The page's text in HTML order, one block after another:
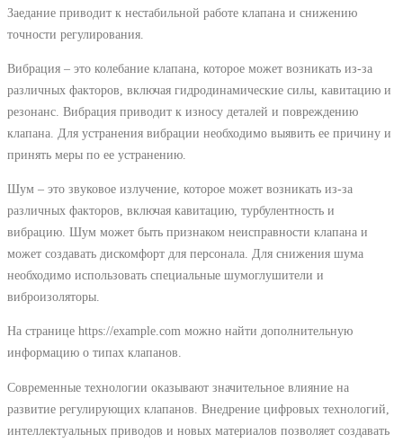
Заедание приводит к нестабильной работе клапана и снижению
точности регулирования.
Вибрация – это колебание клапана, которое может возникать из-за
различных факторов, включая гидродинамические силы, кавитацию и
резонанс. Вибрация приводит к износу деталей и повреждению
клапана. Для устранения вибрации необходимо выявить ее причину и
принять меры по ее устранению.
Шум – это звуковое излучение, которое может возникать из-за
различных факторов, включая кавитацию, турбулентность и
вибрацию. Шум может быть признаком неисправности клапана и
может создавать дискомфорт для персонала. Для снижения шума
необходимо использовать специальные шумоглушители и
виброизоляторы.
На странице https://example.com можно найти дополнительную
информацию о типах клапанов.
Современные технологии оказывают значительное влияние на
развитие регулирующих клапанов. Внедрение цифровых технологий,
интеллектуальных приводов и новых материалов позволяет создавать